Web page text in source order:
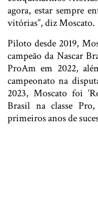
agora, estar sempre
vitórias”, diz Moscato.
Piloto desde 2019,
campeão da Nascar
ProAm em 2022,
campeonato na
2023, Moscato foi
Brasil na classe
primeiros anos de